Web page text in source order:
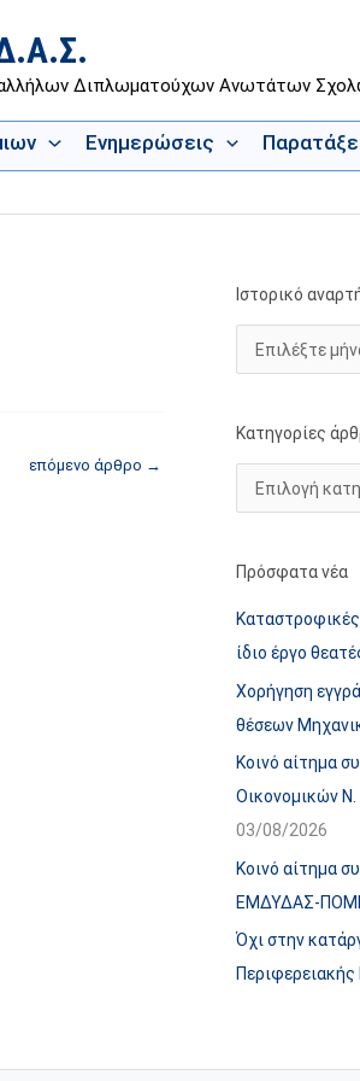
Διπλωματούχων Ανωτάτων
Ενημερώσεις
επόμενο άρθρο →
Ιστορικό
Ι
σ
ρ
ι
α
τ
ή
σ
ε
ω
ν
Κατηγορίες
Κ
α
γ
ο
ε
θ
ρ
ω
ν
ι
σ
τ
ο
χ
ο
Πρόσφατα νέα
ίδιο έργο
Χορήγηση
θέσεων
Κοινό αίτημα
Οικονομικών
03/08/2026
Κοινό αίτημα
ΕΜΔΥΔΑΣ-
Όχι στην